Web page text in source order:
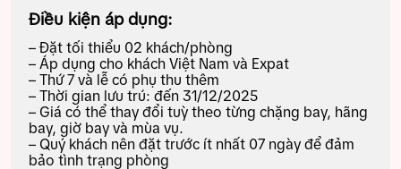
Điều kiện áp dụng:
– Đặt tối thiểu 02 khách/phòng
– Áp dụng cho khách Việt Nam và Expat
– Thứ 7 và lễ có phụ thu thêm
– Thời gian lưu trú: đến 31/12/2025
– Giá có thể thay đổi tuỳ theo từng chặng bay, hãng
bay, giờ bay và mùa vụ.
– Quý khách nên đặt trước ít nhất 07 ngày để đảm
bảo tình trạng phòng